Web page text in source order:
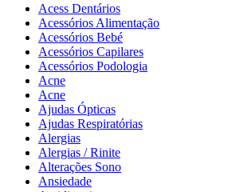
Acess Dentários
Acessórios Alimentação
Acessórios Bebé
Acessórios Capilares
Acessórios Podologia
Acne
Acne
Ajudas Ópticas
Ajudas Respiratórias
Alergias
Alergias / Rinite
Alterações Sono
Ansiedade